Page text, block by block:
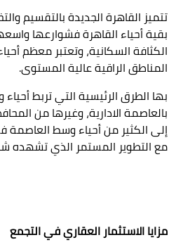
تتميز القاهرة الجديدة بالتقسيم
بقية أحياء القاهرة فشوارعها
الكثافة السكانية، وتعتبر معظم
المناطق الراقية عالية المستوى.
بها الطرق الرئيسية التي تربط
بالعاصمة الادارية، وغيرها من
إلى الكثير من أحياء وسط
مع التطوير المستمر الذي تشهده
مزايا الاستثمار العقاري في التجمع